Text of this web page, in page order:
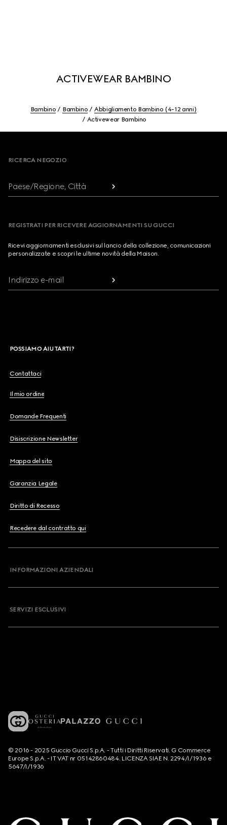
ACTIVEWEAR BAMBINO
Bambino Bambino
Abbigliamento Bambino (4-12 anni)
Activewear Bambino
RICERCA NEGOZIO
Paese/Regione, Città
REGISTRATI PER RICEVERE AGGIORNAMENTI SU GUCCI
Ricevi aggiornamenti esclusivi sul lancio della collezione, comunicazioni
personalizzate e scopri le ultime novità della Maison.
Indirizzo e-mail
POSSIAMO AIUTARTI?
Contattaci
Il mio ordine
Domande Frequenti
Disiscrizione Newsletter
Mappa del sito
Garanzia Legale
Diritto di Recesso
Recedere dal contratto qui
INFORMAZIONI AZIENDALI
SERVIZI ESCLUSIVI
© 2016 - 2025 Guccio Gucci S.p.A. - Tutti i Diritti Riservati. G Commerce
Europe S.p.A. - IT VAT nr 05142860484. LICENZA SIAE N. 2294/I/1936 e
5647/I/1936